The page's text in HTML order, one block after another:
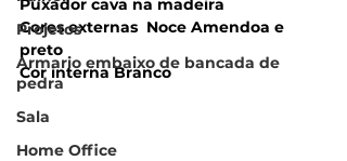
Projetos
Armario embaixo de bancada de
pedra
Sala
Home Office
Puxador cava na madeira
Cores externas  Noce Amendoa e
preto
Cor interna Branco